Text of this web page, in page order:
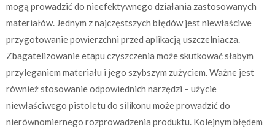
mogą prowadzić do nieefektywnego działania zastosowanych
materiałów. Jednym z najczęstszych błędów jest niewłaściwe
przygotowanie powierzchni przed aplikacją uszczelniacza.
Zbagatelizowanie etapu czyszczenia może skutkować słabym
przyleganiem materiału i jego szybszym zużyciem. Ważne jest
również stosowanie odpowiednich narzędzi – użycie
niewłaściwego pistoletu do silikonu może prowadzić do
nierównomiernego rozprowadzenia produktu. Kolejnym błędem